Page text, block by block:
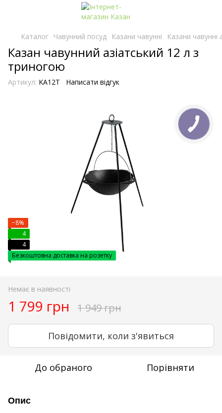
Каталог Чавунний посуд Казани чавунні Казани чавунні
Казан чавунний азіатський 12 л з
триногою
Артикул: KA12T Написати відгук
−8%
4
4
Безкоштовна доставка на розетку
Немає в наявності
1 799 грн 1 949 грн
Повідомити, коли з'явиться
До обраного Порівняти
Опис